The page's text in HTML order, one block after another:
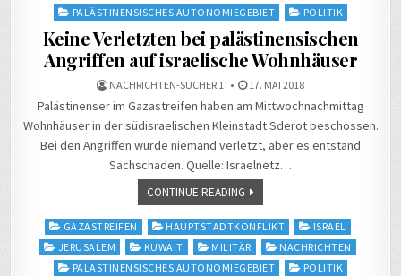
PALÄSTINENSISCHES AUTONOMIEGEBIET
POLITIK
Keine Verletzten bei palästinensischen
Angriffen auf israelische Wohnhäuser
NACHRICHTEN-SUCHER 1 17. MAI 2018
Palästinenser im Gazastreifen haben am Mittwochnachmittag
Wohnhäuser in der südisraelischen Kleinstadt Sderot beschossen.
Bei den Angriffen wurde niemand verletzt, aber es entstand
Sachschaden. Quelle: Israelnetz…
CONTINUE READING
Posted
in
GAZASTREIFEN HAUPTSTADTKONFLIKT
ISRAEL
JERUSALEM
KUWAIT MILITÄR
NACHRICHTEN
PALÄSTINENSISCHES AUTONOMIEGEBIET
POLITIK